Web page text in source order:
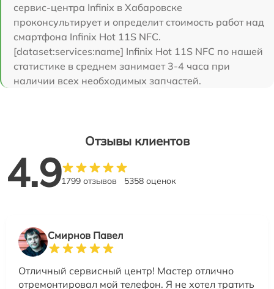
сервис-центра Infinix в Хабаровске
проконсультирует и определит стоимость работ над
смартфона Infinix Hot 11S NFC.
[dataset:services:name] Infinix Hot 11S NFC по нашей
статистике в среднем занимает 3-4 часа при
наличии всех необходимых запчастей.
Отзывы клиентов
4.91799 отзывов 5358 оценок
Смирнов Павел
Отличный сервисный центр! Мастер отлично
отремонтировал мой телефон. Я не хотел тратить